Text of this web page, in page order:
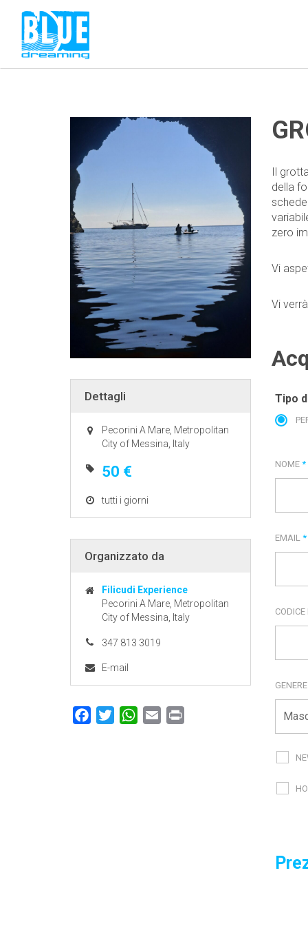
Dettagli
Pecorini A Mare, Metropolitan
City of Messina, Italy
50 €
tutti i giorni
Organizzato da
Filicudi Experience
Pecorini A Mare, Metropolitan
City of Messina, Italy
347 813 3019
E-mail
FacebookTwitterWhatsApp
Email
Il
della
zero
Vi
Vi
Tipo
NOME *
EMAIL *